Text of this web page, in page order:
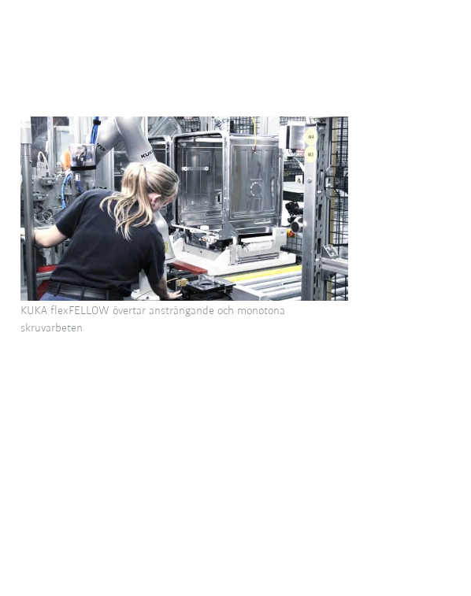
KUKA flexFELLOW övertar ansträngande och monotona
skruvarbeten